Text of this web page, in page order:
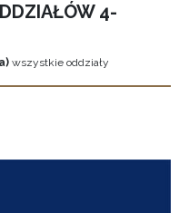
4-
wszystkie oddziały